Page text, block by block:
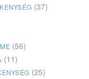
(37)
(56)
(11)
(25)